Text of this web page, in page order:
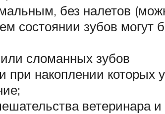
без налетов
состоянии зубов могут
сломанных зубов
накоплении которых
ветеринара